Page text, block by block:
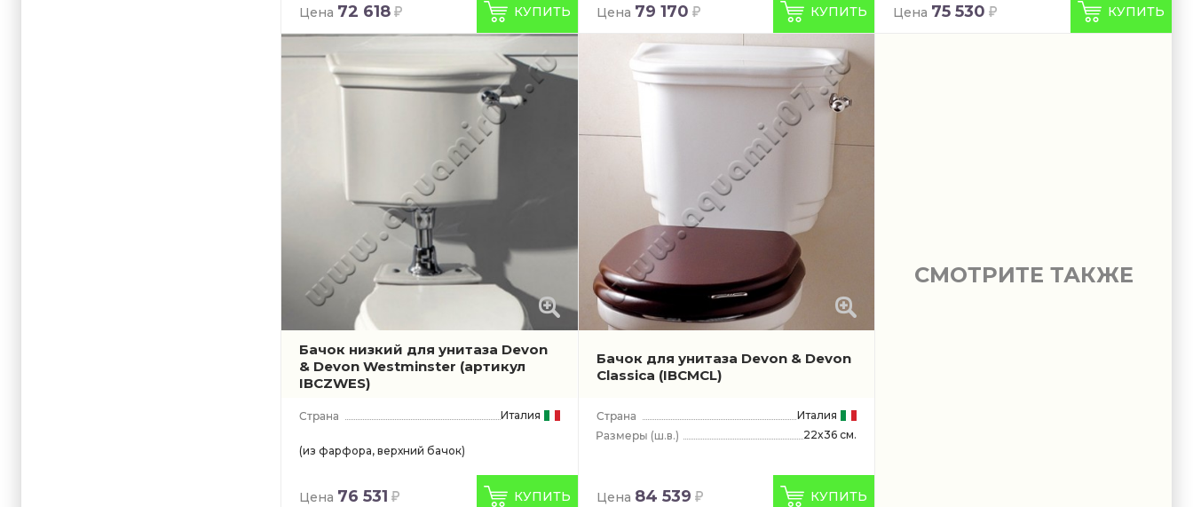
Цена 72 618 КУПИТЬ Цена 79 170 КУПИТЬ Цена 75 530 КУПИТЬ
Бачок низкий для унитаза Devon
& Devon Westminster (артикул
IBCZWES)
Италия
(из фарфора, верхний бачок)
Цена 76 531 КУПИТЬ
Бачок для унитаза Devon & Devon
Classica (IBCMCL)
Италия
(ш.в.)
22x36 см.
Цена 84 539 КУПИТЬ
СМОТРИТЕ ТАКЖЕ